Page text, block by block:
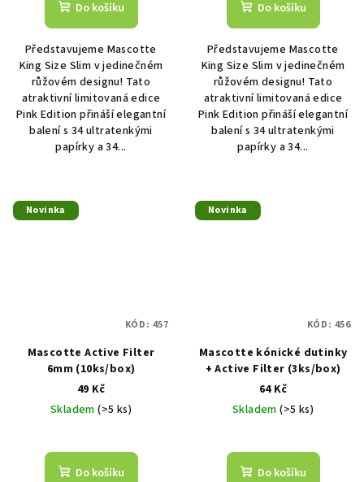
Do košíku
Představujeme Mascotte
King Size Slim v jedinečném
růžovém designu! Tato
atraktivní limitovaná edice
Pink Edition přináší elegantní
balení s 34 ultratenkými
papírky a 34...
Do košíku
Představujeme Mascotte
King Size Slim v jedinečném
růžovém designu! Tato
atraktivní limitovaná edice
Pink Edition přináší elegantní
balení s 34 ultratenkými
papírky a 34...
Novinka
Mascotte Active Filter
6mm (10ks/box)
49 Kč
Skladem(>5 ks)
Do košíku
KÓD: 457
Novinka
Mascotte kónické dutinky
+ Active Filter (3ks/box)
64 Kč
Skladem(>5 ks)
Do košíku
KÓD: 456